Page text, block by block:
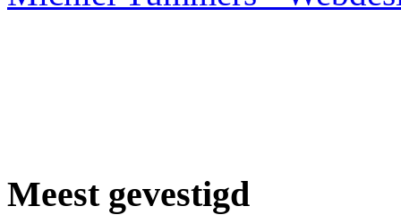
Meest gevestigd